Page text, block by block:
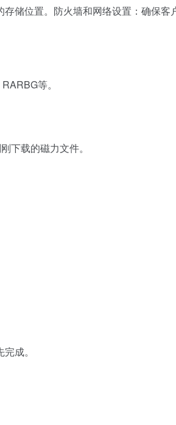
储位置。防火墙和网络设置：确保客
等。
下载的磁力文件。
成。